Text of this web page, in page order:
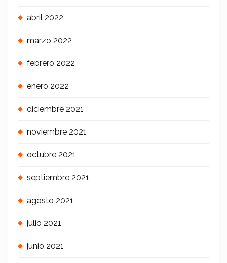
abril 2022
marzo 2022
febrero 2022
enero 2022
diciembre 2021
noviembre 2021
octubre 2021
septiembre 2021
agosto 2021
julio 2021
junio 2021